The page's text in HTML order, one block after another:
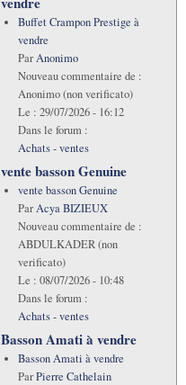
Buffet Crampon Prestige à
vendre
ParAnonimo
Nouveau commentaire de :
Anonimo (non verificato)
Le : 29/07/2026 - 16:12
Dans le forum :
Achats - ventes
vente basson Genuine
vente basson Genuine
ParAcya BIZIEUX
Nouveau commentaire de :
ABDULKADER (non
verificato)
Le : 08/07/2026 - 10:48
Dans le forum :
Achats - ventes
Basson Amati à vendre
Basson Amati à vendre
ParPierre Cathelain